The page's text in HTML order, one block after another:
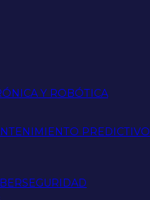
Y ROBÓTICA
PREDICTIVO